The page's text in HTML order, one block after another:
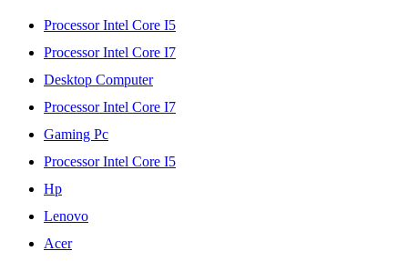
Processor Intel Core I5
Processor Intel Core I7
Desktop Computer
Processor Intel Core I7
Gaming Pc
Processor Intel Core I5
Hp
Lenovo
Acer